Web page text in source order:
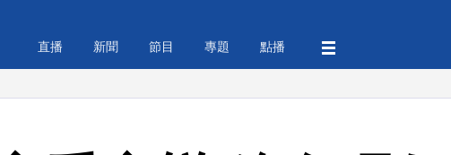
直播 新聞 節目 專題 點播